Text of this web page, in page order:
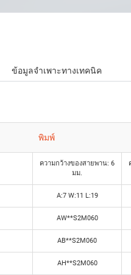
ข้อมูลจำเพาะทางเทคนิค
พิมพ์
ความกว้างของสายพาน: 6
มม.
A:7 W:11 L:19
AW**S2M060
AB**S2M060
AH**S2M060